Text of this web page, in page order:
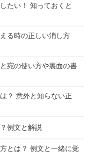
たい！ 知っておくと
る時の正しい消し方
宛の使い方や裏面の書
？ 意外と知らない正
例文と解説
とは？ 例文と一緒に覚